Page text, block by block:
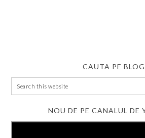
CAUTA PE BLOG
NOU DE PE CANALUL DE